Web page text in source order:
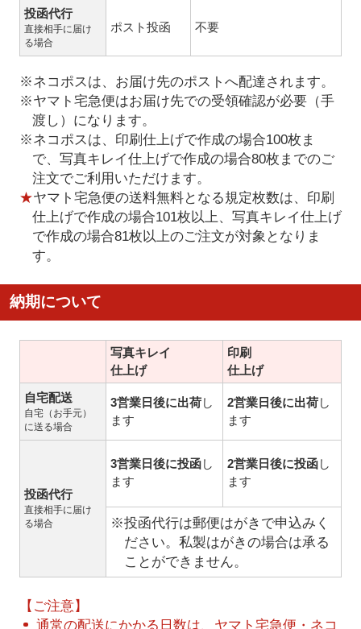
投函代行
直接相手に届け
る場合
ポスト投函 不要
※ネコポスは、お届け先のポストへ配達されます。
※ヤマト宅急便はお届け先での受領確認が必要（手
渡し）になります。
※ネコポスは、印刷仕上げで作成の場合100枚ま
で、写真キレイ仕上げで作成の場合80枚までのご
注文でご利用いただけます。
★ヤマト宅急便の送料無料となる規定枚数は、印刷
仕上げで作成の場合101枚以上、写真キレイ仕上げ
で作成の場合81枚以上のご注文が対象となりま
す。
納期について
写真キレイ
仕上げ
印刷
仕上げ
自宅配送
自宅（お手元）
に送る場合
3営業日後に出荷し
ます
2営業日後に出荷し
ます
投函代行
直接相手に届け
る場合
3営業日後に投函し
ます
2営業日後に投函し
ます
※投函代行は郵便はがきで申込みく
ださい。私製はがきの場合は承る
ことができません。
【ご注意】
通常の配送にかかる日数は、ヤマト宅急便・ネコ